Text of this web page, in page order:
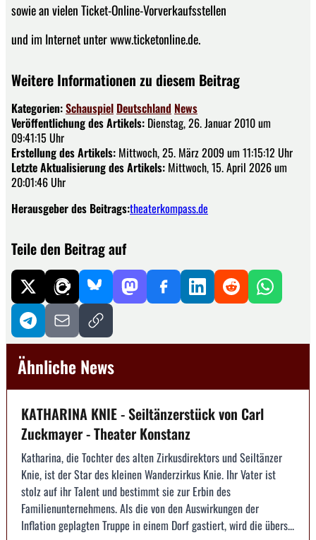
sowie an vielen Ticket-Online-Vorverkaufsstellen
und im Internet unter www.ticketonline.de.
Weitere Informationen zu diesem Beitrag
Kategorien:Schauspiel Deutschland News
Veröffentlichung des Artikels: Dienstag, 26. Januar 2010 um
09:41:15 Uhr
Erstellung des Artikels: Mittwoch, 25. März 2009 um 11:15:12 Uhr
Letzte Aktualisierung des Artikels: Mittwoch, 15. April 2026 um
20:01:46 Uhr
Herausgeber des Beitrags:theaterkompass.de
Teile den Beitrag auf
Ähnliche News
KATHARINA KNIE - Seiltänzerstück von Carl
Zuckmayer - Theater Konstanz
Katharina, die Tochter des alten Zirkusdirektors und Seiltänzer
Knie, ist der Star des kleinen Wanderzirkus Knie. Ihr Vater ist
stolz auf ihr Talent und bestimmt sie zur Erbin des
Familienunternehmens. Als die von den Auswirkungen der
Inflation geplagten Truppe in einem Dorf gastiert, wird die übers...